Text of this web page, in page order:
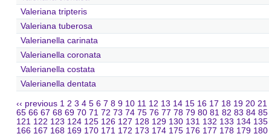
Valeriana tripteris
Valeriana tuberosa
Valerianella carinata
Valerianella coronata
Valerianella costata
Valerianella dentata
‹‹ previous 1 2 3 4 5 6 7 8 9 10 11 12 13 14 15 16 17 18 19 20 21
65 66 67 68 69 70 71 72 73 74 75 76 77 78 79 80 81 82 83 84 85
121 122 123 124 125 126 127 128 129 130 131 132 133 134 135
166 167 168 169 170 171 172 173 174 175 176 177 178 179 180